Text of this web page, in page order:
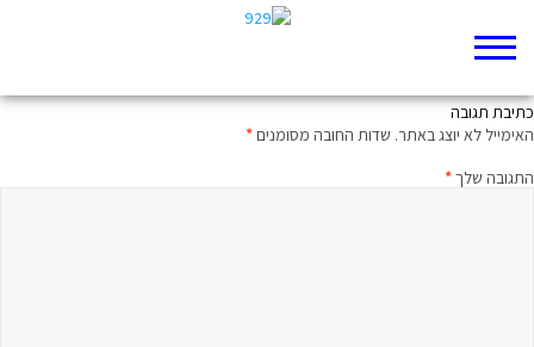
כתיבת תגובה
האימייל לא יוצג באתר. שדות החובה מסומנים*
התגובה שלך*